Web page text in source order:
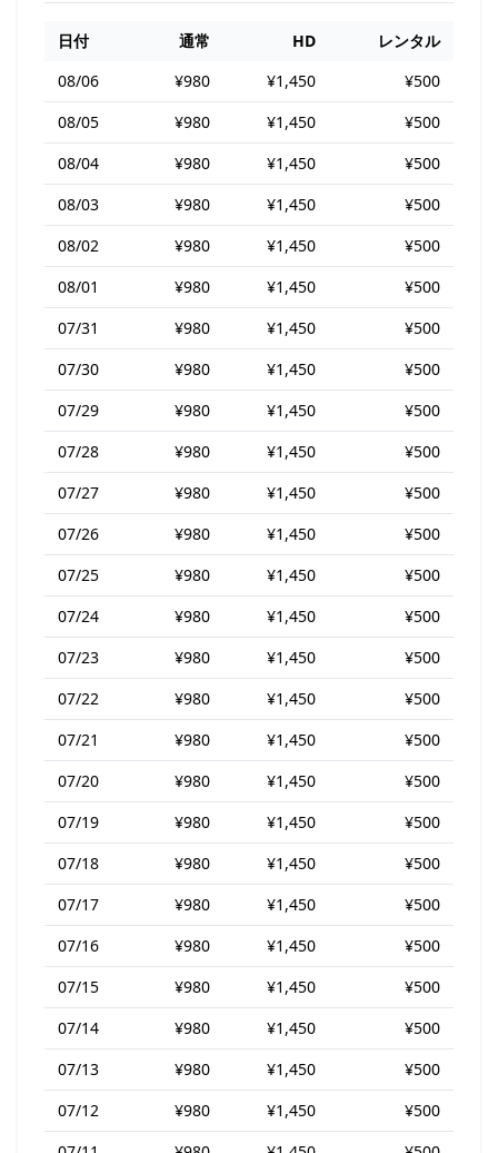
日付 通常 HD
レンタル
08/06
¥980 ¥1,450
¥500
08/05
¥980 ¥1,450
¥500
08/04
¥980 ¥1,450
¥500
08/03
¥980 ¥1,450
¥500
08/02
¥980 ¥1,450
¥500
08/01
¥980 ¥1,450
¥500
07/31
¥980 ¥1,450
¥500
07/30
¥980 ¥1,450
¥500
07/29
¥980 ¥1,450
¥500
07/28
¥980 ¥1,450
¥500
07/27
¥980 ¥1,450
¥500
07/26
¥980 ¥1,450
¥500
07/25
¥980 ¥1,450
¥500
07/24
¥980 ¥1,450
¥500
07/23
¥980 ¥1,450
¥500
07/22
¥980 ¥1,450
¥500
07/21
¥980 ¥1,450
¥500
07/20
¥980 ¥1,450
¥500
07/19
¥980 ¥1,450
¥500
07/18
¥980 ¥1,450
¥500
07/17
¥980 ¥1,450
¥500
07/16
¥980 ¥1,450
¥500
07/15
¥980 ¥1,450
¥500
07/14
¥980 ¥1,450
¥500
07/13
¥980 ¥1,450
¥500
07/12
¥980 ¥1,450
¥500